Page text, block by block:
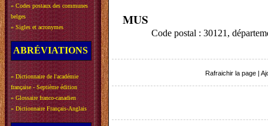
» Codes postaux des communes
belges
» Sigles et acronymes
ABRÉVIATIONS
» Dictionnaire de l'académie
française - Septième édition
» Glossaire franco-canadien
» Dictionnaire Français-Anglais
MUS
Code postal : 30121,
Rafraichir la page